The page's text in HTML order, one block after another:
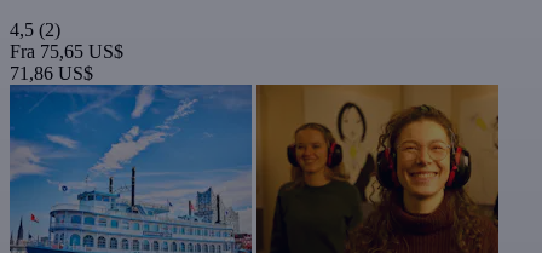
4,5 (2)
Fra 75,65 US$
71,86 US$